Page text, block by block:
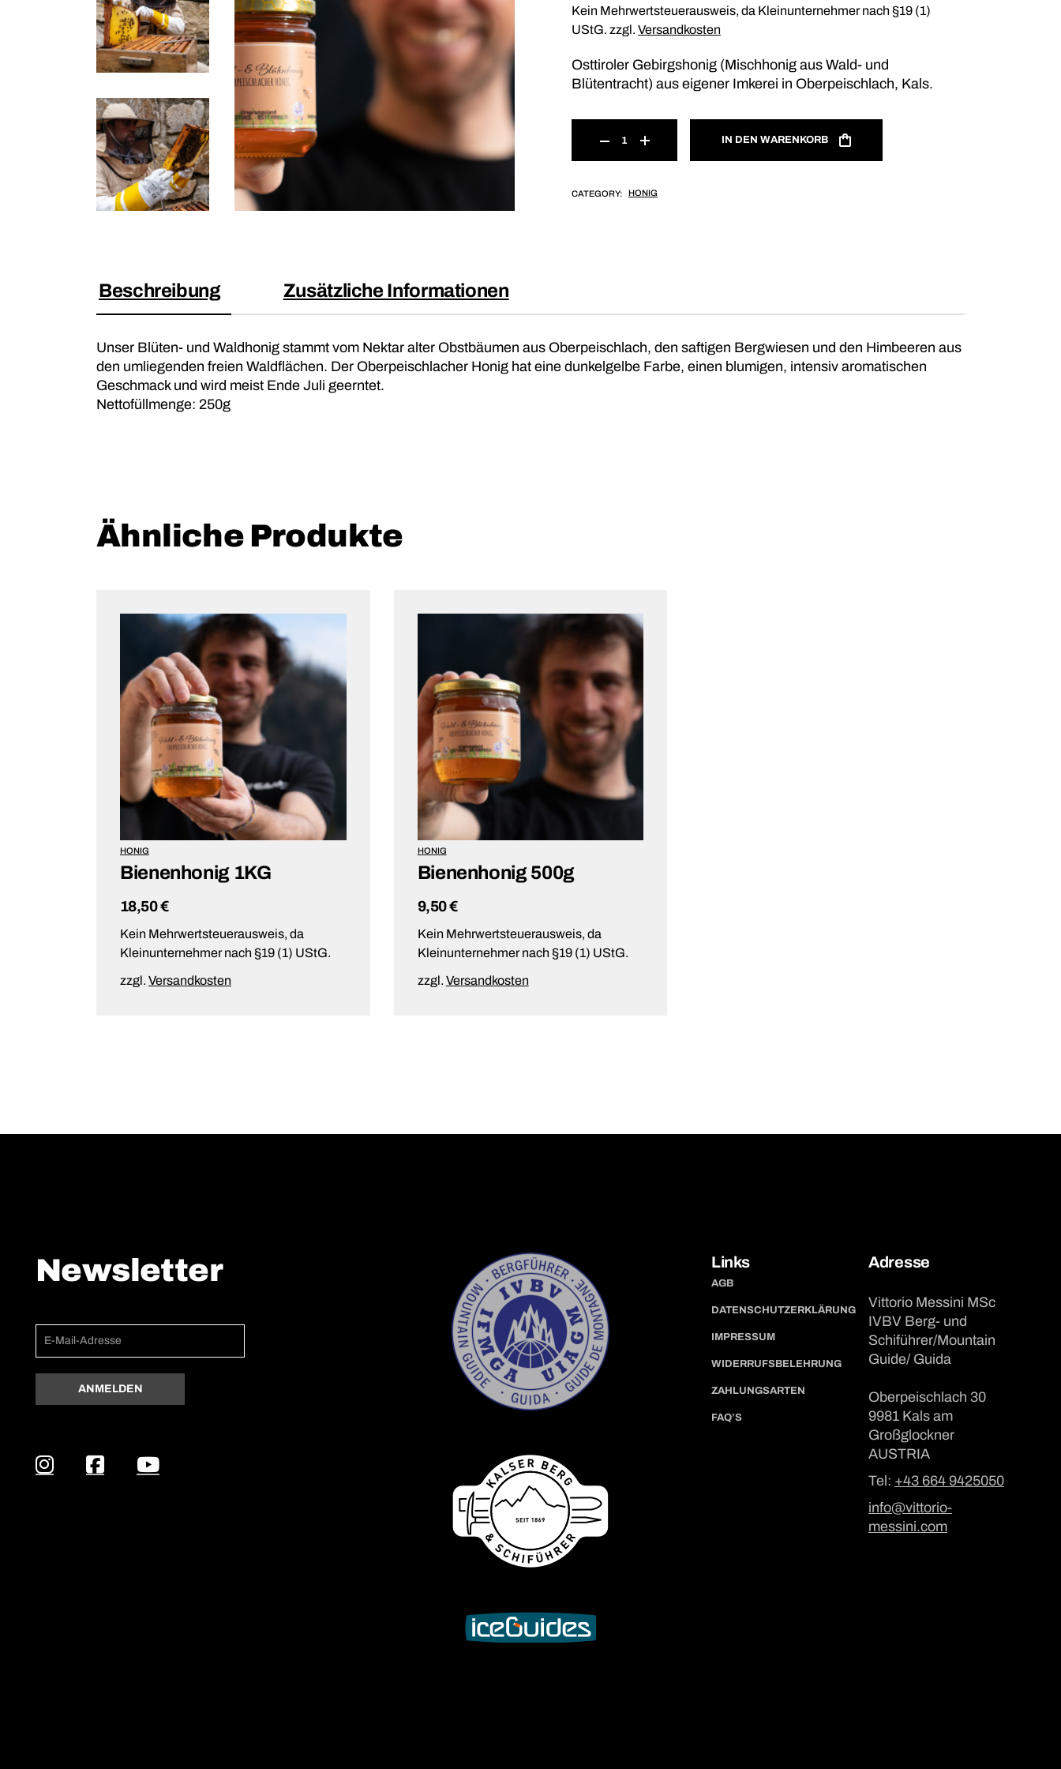
Kein Mehrwertsteuerausweis, da Kleinunternehmer nach §19 (1)
UStG. zzgl. Versandkosten
Osttiroler Gebirgshonig (Mischhonig aus Wald- und
Blütentracht) aus eigener Imkerei in Oberpeischlach, Kals.
IN DEN WARENKORB
CATEGORY: HONIG
Beschreibung Zusätzliche Informationen
Unser Blüten- und Waldhonig stammt vom Nektar alter Obstbäumen aus Oberpeischlach, den saftigen Bergwiesen und den Himbeeren aus
den umliegenden freien Waldflächen. Der Oberpeischlacher Honig hat eine dunkelgelbe Farbe, einen blumigen, intensiv aromatischen
Geschmack und wird meist Ende Juli geerntet.
Nettofüllmenge: 250g
Ähnliche Produkte
HONIG
Bienenhonig 1KG
18,50€
Kein Mehrwertsteuerausweis, da
Kleinunternehmer nach §19 (1) UStG.
zzgl. Versandkosten
HONIG
Bienenhonig 500g
9,50€
Kein Mehrwertsteuerausweis, da
Kleinunternehmer nach §19 (1) UStG.
zzgl. Versandkosten
Newsletter Links
AGB
DATENSCHUTZERKLÄRUNG
IMPRESSUM
WIDERRUFSBELEHRUNG
ZAHLUNGSARTEN
FAQ’S
Adresse
Vittorio Messini MSc
IVBV Berg- und
Schiführer/Mountain
Guide/ Guida
Oberpeischlach 30
9981 Kals am
Großglockner
AUSTRIA
Tel: +43 664 9425050
info@vittorio-
messini.com